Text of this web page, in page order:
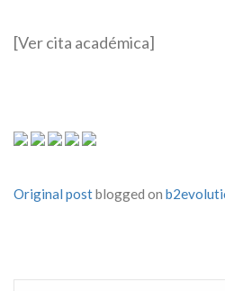
[Ver cita académica]
Original postblogged on